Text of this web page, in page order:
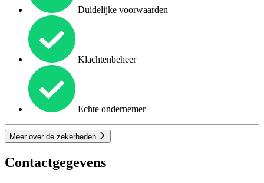
Duidelijke voorwaarden
Klachtenbeheer
Echte ondernemer
Meer over de zekerheden
Contactgegevens